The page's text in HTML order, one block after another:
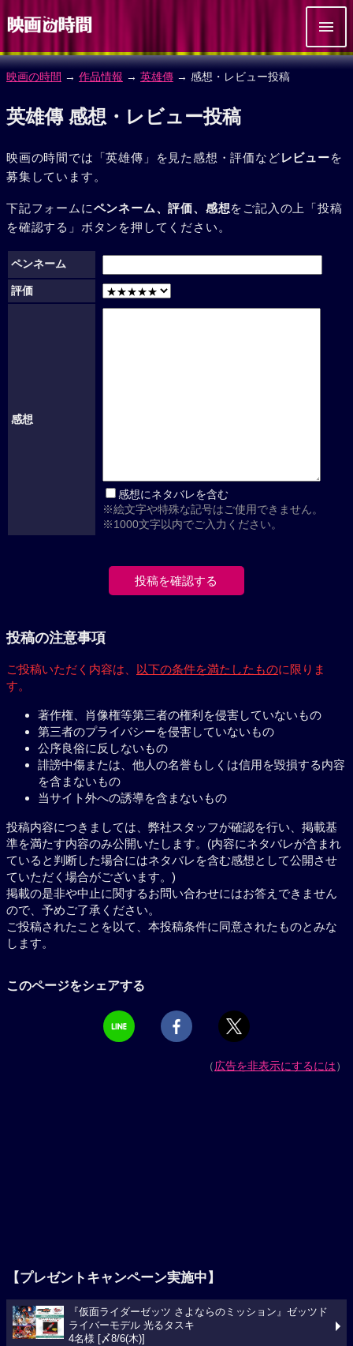
映画の時間 → 作品情報 → 英雄傳 → 感想・レビュー投稿
英雄傳 感想・レビュー投稿
映画の時間では「英雄傳」を見た感想・評価などレビューを
募集しています。
下記フォームにペンネーム、評価、感想をご記入の上「投稿
を確認する」ボタンを押してください。
ペンネーム
評価
感想
感想にネタバレを含む
※絵文字や特殊な記号はご使用できません。
※1000文字以内でご入力ください。
投稿の注意事項
ご投稿いただく内容は、 以下の条件を満たしたものに限りま
す。
著作権、肖像権等第三者の権利を侵害していないもの
第三者のプライバシーを侵害していないもの
公序良俗に反しないもの
誹謗中傷または、他人の名誉もしくは信用を毀損する内容
を含まないもの
当サイト外への誘導を含まないもの
投稿内容につきましては、弊社スタッフが確認を行い、掲載基
準を満たす内容のみ公開いたします。(内容にネタバレが含まれ
ていると判断した場合にはネタバレを含む感想として公開させ
ていただく場合がございます。)
掲載の是非や中止に関するお問い合わせにはお答えできません
ので、予めご了承ください。
ご投稿されたことを以て、本投稿条件に同意されたものとみな
します。
このページをシェアする
（広告を非表示にするには）
【プレゼントキャンペーン実施中】
『仮面ライダーゼッツ さよならのミッション』ゼッツド
ライバーモデル 光るタスキ
4名様 [〆8/6(木)]